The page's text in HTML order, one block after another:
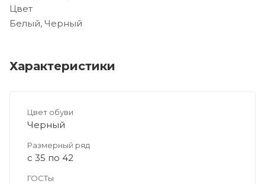
Цвет
Белый, Черный
Характеристики
Цвет обуви
Черный
Размерный ряд
с 35 по 42
ГОСТы